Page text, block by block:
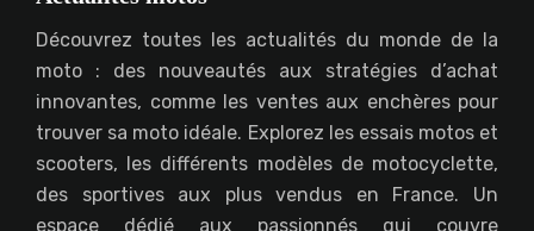
Découvrez toutes les actualités du monde de la
moto : des nouveautés aux stratégies d’achat
innovantes, comme les ventes aux enchères pour
trouver sa moto idéale. Explorez les essais motos et
scooters, les différents modèles de motocyclette,
des sportives aux plus vendus en France. Un
espace dédié aux passionnés qui couvre